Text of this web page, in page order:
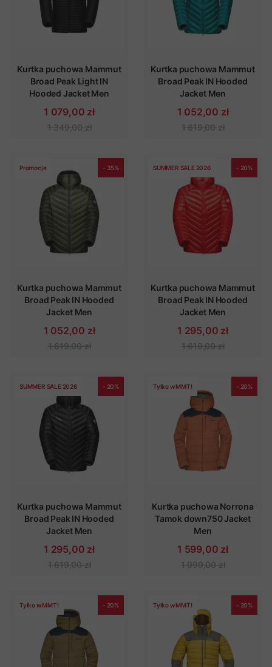
Kurtka puchowa Mammut
Broad Peak Light IN
Hooded Jacket Men
1 079,00 zł
1 349,00 zł
Kurtka puchowa Mammut
Broad Peak IN Hooded
Jacket Men
1 052,00 zł
1 619,00 zł
Promocje - 35%
Kurtka puchowa Mammut
Broad Peak IN Hooded
Jacket Men
1 052,00 zł
1 619,00 zł
SUMMER SALE 2026 - 20%
Kurtka puchowa Mammut
Broad Peak IN Hooded
Jacket Men
1 295,00 zł
1 619,00 zł
SUMMER SALE 2026 - 20%
Kurtka puchowa Mammut
Broad Peak IN Hooded
Jacket Men
1 295,00 zł
1 619,00 zł
Tylko w MMT! - 20%
Kurtka puchowa Norrona
Tamok down750 Jacket
Men
1 599,00 zł
1 999,00 zł
Tylko w MMT! - 20% Tylko w MMT! - 20%